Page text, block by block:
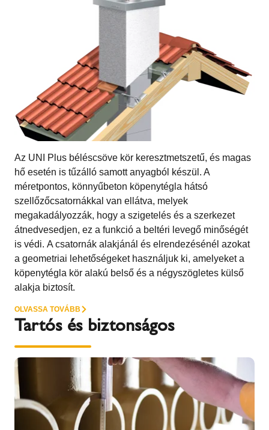
Az UNI Plus béléscsöve kör keresztmetszetű, és magas
hő esetén is tűzálló samott anyagból készül. A
méretpontos, könnyűbeton köpenytégla hátsó
szellőzőcsatornákkal van ellátva, melyek
megakadályozzák, hogy a szigetelés és a szerkezet
átnedvesedjen, ez a funkció a beltéri levegő minőségét
is védi. A csatornák alakjánál és elrendezésénél azokat
a geometriai lehetőségeket használjuk ki, amelyeket a
köpenytégla kör alakú belső és a négyszögletes külső
alakja biztosít.
OLVASSA TOVÁBB
Tartós és biztonságos